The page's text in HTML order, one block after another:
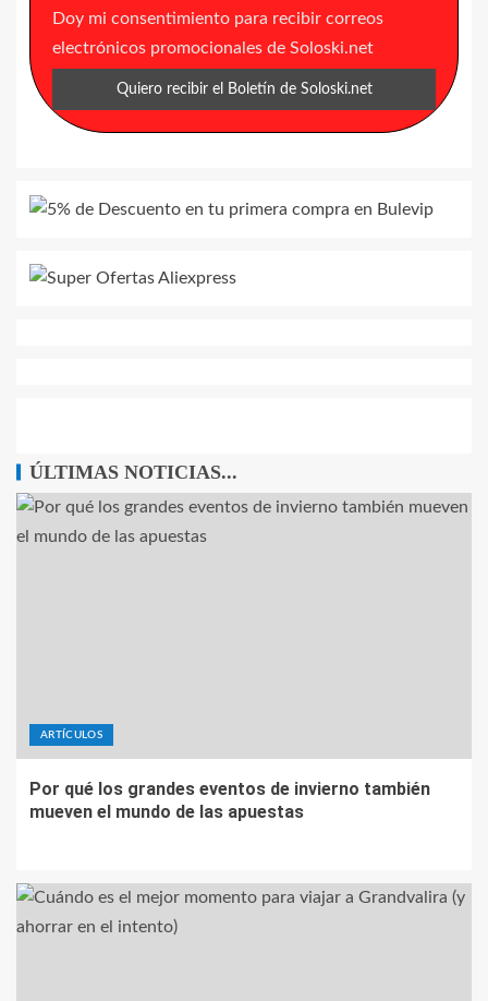
Doy mi consentimiento para recibir correos
electrónicos promocionales de Soloski.net
ÚLTIMAS NOTICIAS...
ARTÍCULOS
Por qué los grandes eventos de invierno también
mueven el mundo de las apuestas